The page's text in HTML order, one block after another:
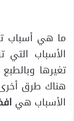
ما هي أسباب
الأسباب
تغيرها
هناك طرق
الأسباب هي